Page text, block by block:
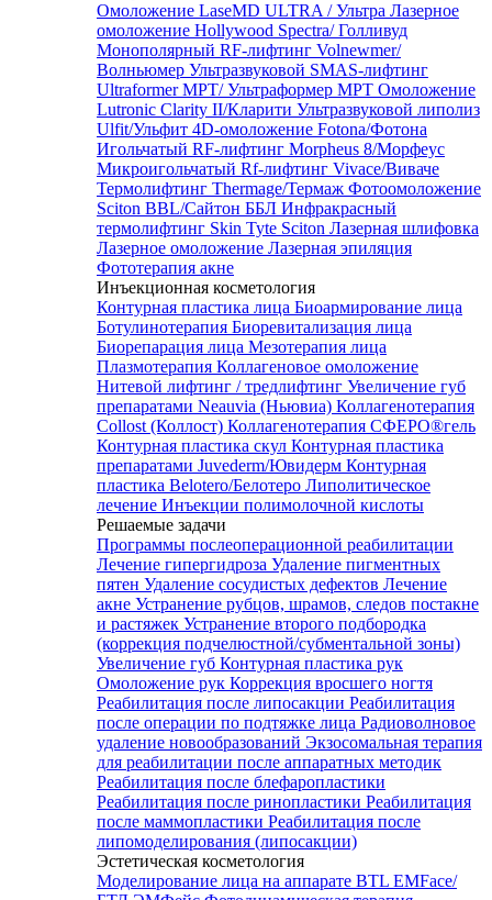
Омоложение LaseMD ULTRA / Ультра Лазерное
омоложение Hollywood Spectra/ Голливуд
Монополярный RF-лифтинг Volnewmer/
Волньюмер Ультразвуковой SMAS-лифтинг
Ultraformer MPT/ Ультраформер MPT Омоложение
Lutronic Clarity II/Кларити Ультразвуковой липолиз
Ulfit/Ульфит 4D-омоложение Fotona/Фотона
Игольчатый RF-лифтинг Morpheus 8/Морфеус
Микроигольчатый Rf-лифтинг Vivace/Виваче
Термолифтинг Thermage/Термаж Фотоомоложение
Sciton BBL/Сайтон ББЛ Инфракрасный
термолифтинг Skin Tyte Sciton Лазерная шлифовка
Лазерное омоложение Лазерная эпиляция
Фототерапия акне
Инъекционная косметология
Контурная пластика лица Биоармирование лица
Ботулинотерапия Биоревитализация лица
Биорепарация лица Мезотерапия лица
Плазмотерапия Коллагеновое омоложение
Нитевой лифтинг / тредлифтинг Увеличение губ
препаратами Neauvia (Ньювиа) Коллагенотерапия
Collost (Коллост) Коллагенотерапия СФЕРО®гель
Контурная пластика скул Контурная пластика
препаратами Juvederm/Ювидерм Контурная
пластика Belotero/Белотеро Липолитическое
лечение Инъекции полимолочной кислоты
Решаемые задачи
Программы послеоперационной реабилитации
Лечение гипергидроза Удаление пигментных
пятен Удаление сосудистых дефектов Лечение
акне Устранение рубцов, шрамов, следов постакне
и растяжек Устранение второго подбородка
(коррекция подчелюстной/субментальной зоны)
Увеличение губ Контурная пластика рук
Омоложение рук Коррекция вросшего ногтя
Реабилитация после липосакции Реабилитация
после операции по подтяжке лица Радиоволновое
удаление новообразований Экзосомальная терапия
для реабилитации после аппаратных методик
Реабилитация после блефаропластики
Реабилитация после ринопластики Реабилитация
после маммопластики Реабилитация после
липомоделирования (липосакции)
Эстетическая косметология
Моделирование лица на аппарате BTL EMFace/